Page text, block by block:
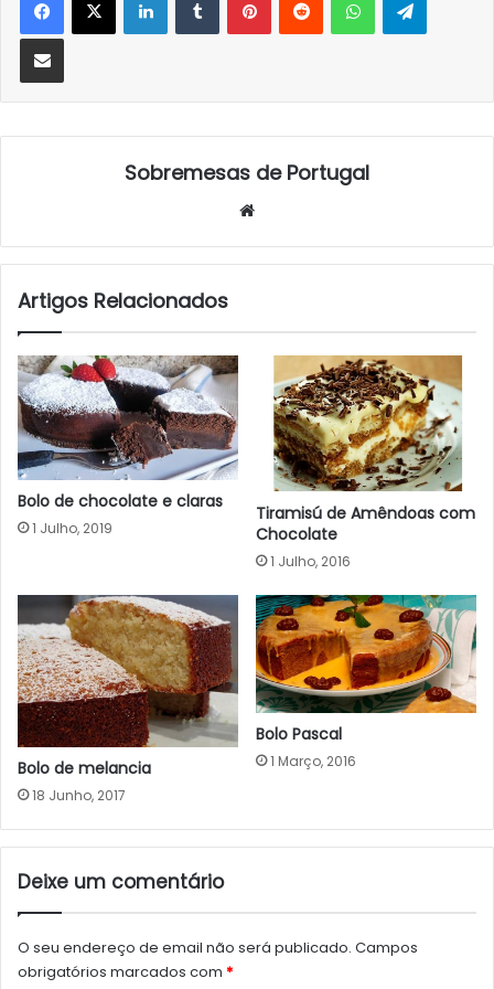
Partilhar Via Email
Sobremesas de Portugal
Artigos Relacionados
Bolo de chocolate e claras
1 Julho, 2019
Tiramisú de Amêndoas com
Chocolate
1 Julho, 2016
Bolo de melancia
18 Junho, 2017
Bolo Pascal
1 Março, 2016
Deixe um comentário
O seu endereço de email não será publicado. Campos
obrigatórios marcados com *